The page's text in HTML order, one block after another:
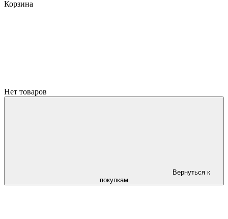
Корзина
Нет товаров
Вернуться к
покупкам